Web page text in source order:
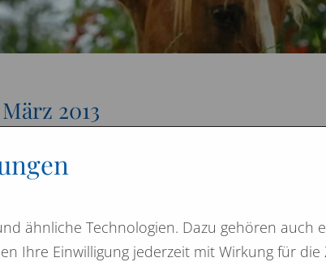
März 2013
Die Übersetzung unserer Website in die
Unser ganz besonderer Dank gilt Eilis und ihrer
die wirklich viel geleistete Arbeit.
ähnliche Technologien. Dazu gehören
Ihre Einwilligung jederzeit mit Wirkung für